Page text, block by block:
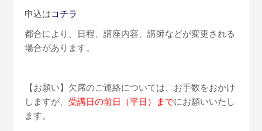
申込はコチラ
都合により、日程、講座内容、講師などが変更される
場合があります。
【お願い】欠席のご連絡については、お手数をおかけ
しますが、 受講日の前日（平日）までにお願いいたし
ます。